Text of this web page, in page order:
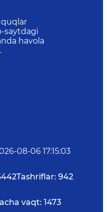
saytdagi
havola
08-06 17:15:03
Tashriflar: 942
vaqt: 1473